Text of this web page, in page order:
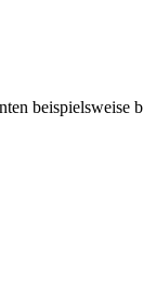
beispielsweise